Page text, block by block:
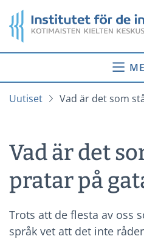
till
innehåll
Startsida
Uutiset Vad är det som
Vad är det
pratar på
Trots att de flesta av oss
språk vet att det inte